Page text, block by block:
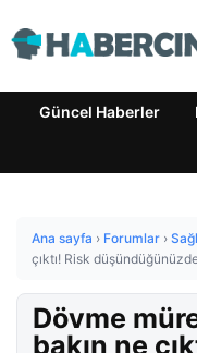
Güncel Haberler
Ana sayfa › Forumlar ›
çıktı! Risk
Dövme
bakın ne